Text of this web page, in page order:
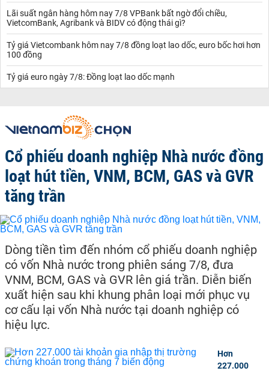
Lãi suất ngân hàng hôm nay 7/8 VPBank bất ngờ đổi chiều,
VietcomBank, Agribank và BIDV có động thái gì?
Tỷ giá Vietcombank hôm nay 7/8 đồng loạt lao dốc, euro bốc hơi hơn
100 đồng
Tỷ giá euro ngày 7/8: Đồng loạt lao dốc mạnh
Cổ phiếu doanh nghiệp Nhà nước đồng
loạt hút tiền, VNM, BCM, GAS và GVR
tăng trần
Dòng tiền tìm đến nhóm cổ phiếu doanh nghiệp
có vốn Nhà nước trong phiên sáng 7/8, đưa
VNM, BCM, GAS và GVR lên giá trần. Diễn biến
xuất hiện sau khi khung phân loại mới phục vụ
cơ cấu lại vốn Nhà nước tại doanh nghiệp có
hiệu lực.
Hơn
227.000